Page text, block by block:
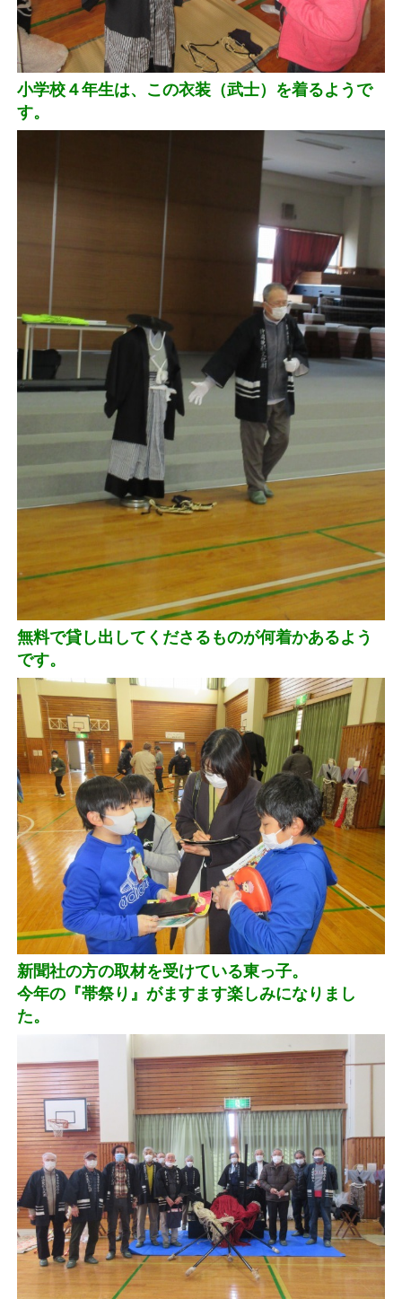
小学校４年生は、この衣装（武士）を着るようで
す。
無料で貸し出してくださるものが何着かあるよう
です。
新聞社の方の取材を受けている東っ子。
今年の『帯祭り』がますます楽しみになりまし
た。